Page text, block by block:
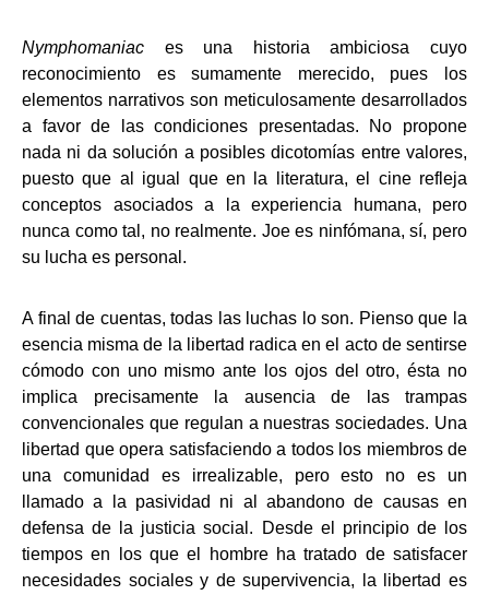
Nymphomaniac es una historia ambiciosa cuyo
reconocimiento es sumamente merecido, pues los
elementos narrativos son meticulosamente desarrollados
a favor de las condiciones presentadas. No propone
nada ni da solución a posibles dicotomías entre valores,
puesto que al igual que en la literatura, el cine refleja
conceptos asociados a la experiencia humana, pero
nunca como tal, no realmente. Joe es ninfómana, sí, pero
su lucha es personal.
A final de cuentas, todas las luchas lo son. Pienso que la
esencia misma de la libertad radica en el acto de sentirse
cómodo con uno mismo ante los ojos del otro, ésta no
implica precisamente la ausencia de las trampas
convencionales que regulan a nuestras sociedades. Una
libertad que opera satisfaciendo a todos los miembros de
una comunidad es irrealizable, pero esto no es un
llamado a la pasividad ni al abandono de causas en
defensa de la justicia social. Desde el principio de los
tiempos en los que el hombre ha tratado de satisfacer
necesidades sociales y de supervivencia, la libertad es